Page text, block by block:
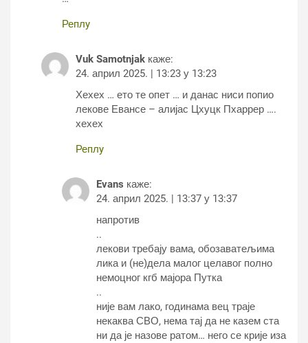
Реплy
Vuk Samotnjak каже:
24. април 2025. | 13:23 у 13:23
Хехех … ето те опет … и данас ниси попио
лекове Евансе – алијас Цхуцк Пхаррер ….
хехех
Реплy
Evans каже:
24. април 2025. | 13:37 у 13:37
напротив
..
лекови требају вама, обозаватељима
лика и (не)дела малог целавог полно
немоцног кгб мајора Путка
..
није вам лако, годинама вец траје
некаква СВО, нема тај да не казем ста
ни да је назове ратом… него се крије иза